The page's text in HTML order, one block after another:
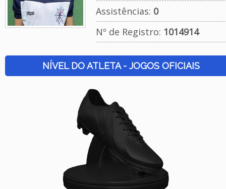
Assistências: 0
Nº de Registro: 1014914
NÍVEL DO ATLETA - JOGOS OFICIAIS